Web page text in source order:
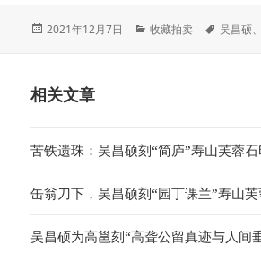
发
2021年12月7日
分
收藏拍卖
标
吴昌硕、
相关文章
苦铁遗珠：吴昌硕刻“简庐”寿山芙蓉
缶翁刀下，吴昌硕刻“园丁课兰”寿山
吴昌硕为高邕刻“高聋公留真迹与人间